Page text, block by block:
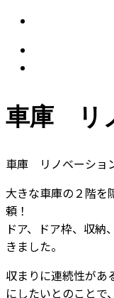
車庫 リ
車庫 リノベーショ
大きな車庫の２階を
頼！
ドア、ドア枠、収
きました。
収まりに連続性があ
にしたいとのことで、